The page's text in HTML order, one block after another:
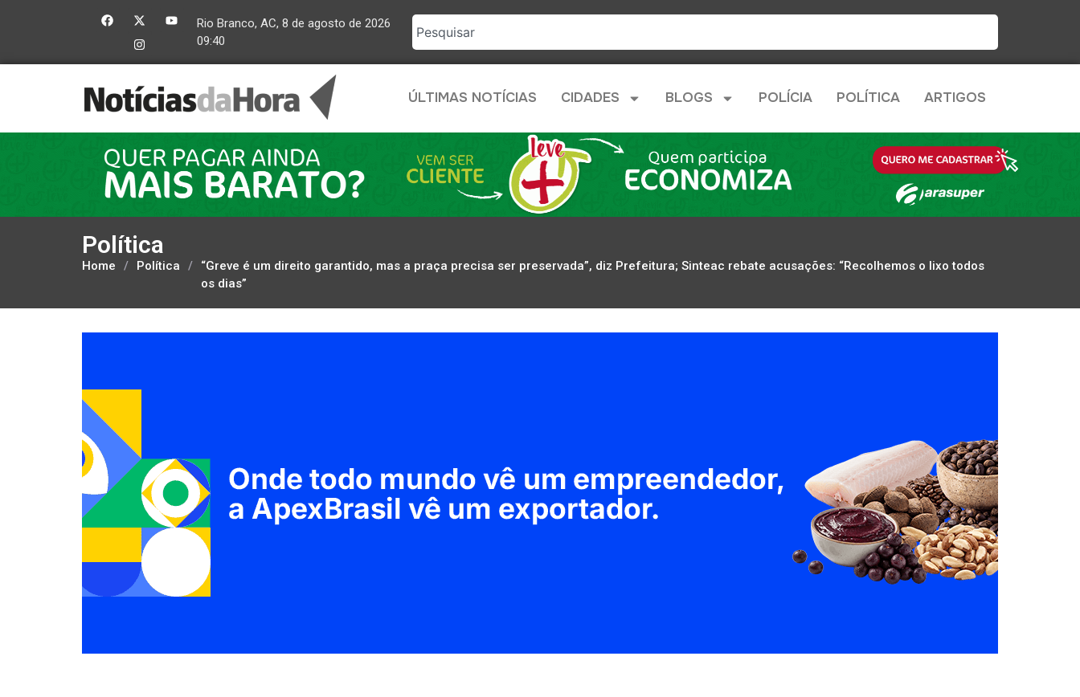
Rio Branco, AC, 8 de agosto de 2026
09:40
ÚLTIMAS NOTÍCIAS CIDADES BLOGS POLÍCIA POLÍTICA ARTIGOS
Política
Home / Política /
“Greve é um direito garantido, mas a praça precisa ser preservada”, diz Prefeitura; Sinteac rebate acusações: “Recolhemos o lixo todos
os dias”